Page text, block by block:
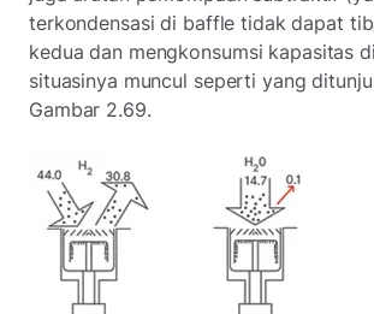
terkondensasi di baffle tidak dapat
kedua dan mengkonsumsi kapasitas
situasinya muncul seperti yang
Gambar 2.69.